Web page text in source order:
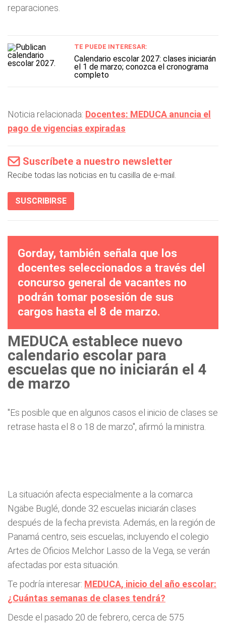
reparaciones.
TE PUEDE INTERESAR:
Calendario escolar 2027: clases iniciarán
el 1 de marzo; conozca el cronograma
completo
Noticia relacionada: Docentes: MEDUCA anuncia el
pago de vigencias expiradas
Suscríbete a nuestro newsletter
Recibe todas las noticias en tu casilla de e-mail.
SUSCRIBIRSE
Gorday, también señala que los
docentes seleccionados a través del
concurso general de vacantes no
podrán tomar posesión de sus
cargos hasta el 8 de marzo.
MEDUCA establece nuevo
calendario escolar para
escuelas que no iniciarán el 4
de marzo
"Es posible que en algunos casos el inicio de clases se
retrase hasta el 8 o 18 de marzo", afirmó la ministra.
La situación afecta especialmente a la comarca
Ngäbe Buglé, donde 32 escuelas iniciarán clases
después de la fecha prevista. Además, en la región de
Panamá centro, seis escuelas, incluyendo el colegio
Artes de Oficios Melchor Lasso de la Vega, se verán
afectadas por esta situación.
Te podría interesar: MEDUCA, inicio del año escolar:
¿Cuántas semanas de clases tendrá?
Desde el pasado 20 de febrero, cerca de 575